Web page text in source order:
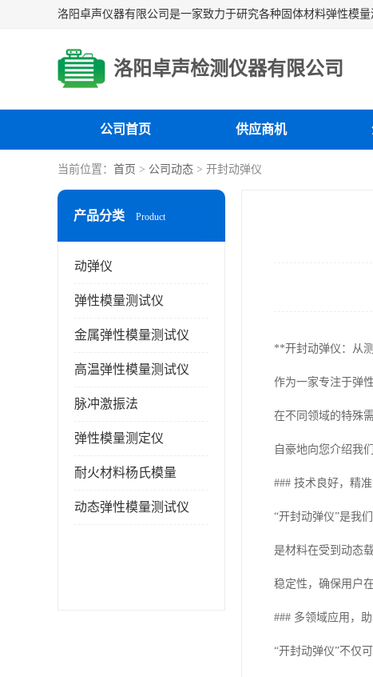
洛阳卓声检测仪器有限公司
公司首页 供应商机
当前位置： 首页 > 公司动态 > 开封动弹仪
产品分类 Product
动弹仪
弹性模量测试仪
金属弹性模量测试仪
高温弹性模量测试仪
脉冲激振法
弹性模量测定仪
耐火材料杨氏模量
动态弹性模量测试仪
**开封动弹仪：从
作为一家专注于弹
在不同领域的特殊
自豪地向您介绍我
### 技术良好，精
“开封动弹仪”是我
是材料在受到动态
稳定性，确保用户
### 多领域应用，
“开封动弹仪”不仅